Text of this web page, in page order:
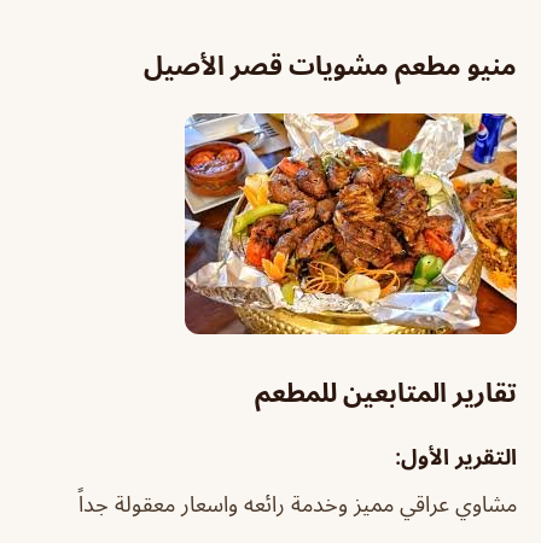
منيو مطعم مشويات قصر الأصيل
تقارير المتابعين للمطعم
التقرير الأول:
مشاوي عراقي مميز وخدمة رائعه واسعار معقولة جداً